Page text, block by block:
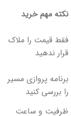
نکته مهم خرید
فقط قیمت را ملاک
قرار ندهید
برنامه پروازی مسیر
را بررسی کنید
ظرفیت و ساعت